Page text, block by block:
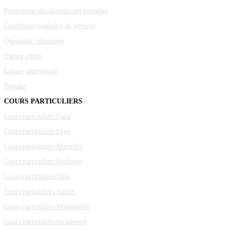
Protections des données personnelles
Conditions générales de services
Questions / Réponses
Espace client
Espace intervenant
Postuler
COURS PARTICULIERS
Cours particuliers Paris
Cours particuliers Lyon
Cours particuliers Marseille
Cours particuliers Toulouse
Cours particuliers Nice
Cours particuliers Nantes
Cours particuliers Montpellier
Cours particuliers Strasbourg